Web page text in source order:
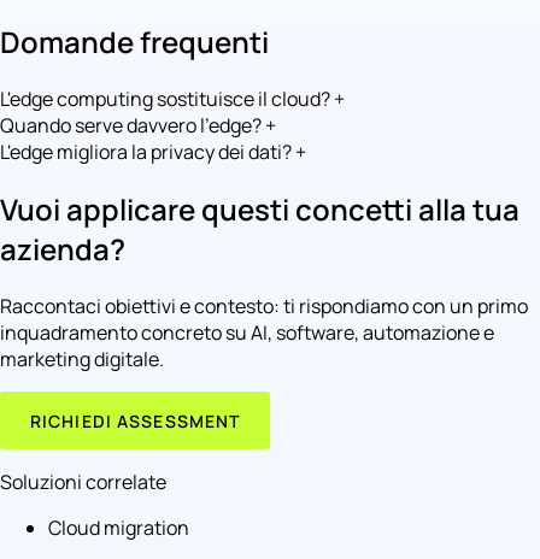
Domande frequenti
L'edge computing sostituisce il cloud?+
Quando serve davvero l'edge?+
L'edge migliora la privacy dei dati?+
Vuoi applicare questi concetti alla tua
azienda?
Raccontaci obiettivi e contesto: ti rispondiamo con un primo
inquadramento concreto su AI, software, automazione e
marketing digitale.
RICHIEDI ASSESSMENT
Soluzioni correlate
Cloud migration